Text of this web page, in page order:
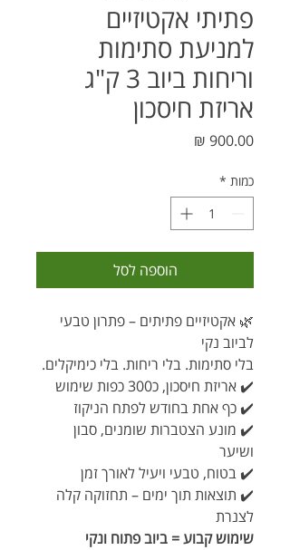
פתיתי אקטיזיים
למניעת סתימות
וריחות ביוב 3 ק"ג
אריזת חיסכון
כמות *
הוספה לסל
🌿 אקטיזיים פתיתים – פתרון טבעי
לביוב נקי
בלי סתימות. בלי ריחות. בלי כימיקלים.
✔️ אריזת חיסכון, כ300 כפות שימוש
✔️ כף אחת בחודש לפתח הניקוז
✔️ מונע הצטברות שומנים, סבון
ושיער
✔️ בטוח, טבעי ויעיל לאורך זמן
✔️ תוצאות תוך ימים – תחזוקה קלה
לצנרת
שימוש קבוע = ביוב פתוח ונקי